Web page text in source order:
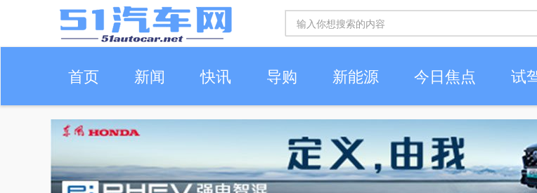
首页 新闻 快讯 导购 新能源 今日焦点 试
车生活